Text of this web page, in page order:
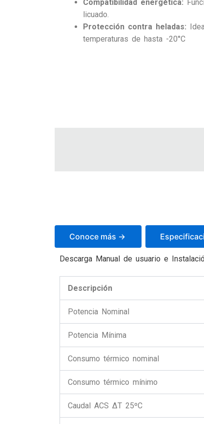
Compatibilidad energética:
licuado.
Protección contra heladas:
temperaturas de hasta -20°C
Conoce más ->
Descarga Manual de usuario e
Descripción
Potencia Nominal
Potencia Mínima
Consumo térmico nominal
Consumo térmico mínimo
Caudal ACS ∆T 25ºC